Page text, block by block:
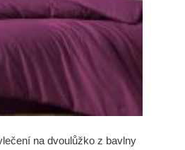
na dvoulůžko z bavlny